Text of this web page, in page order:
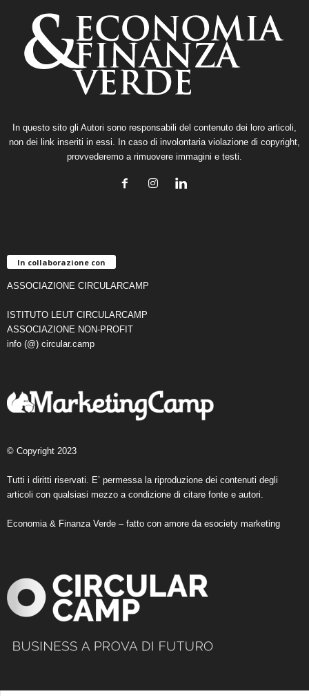
In questo sito gli Autori sono responsabili del contenuto dei loro articoli,
non dei link inseriti in essi. In caso di involontaria violazione di copyright,
provvederemo a rimuovere immagini e testi.
In collaborazione con
ASSOCIAZIONE CIRCULARCAMP
ISTITUTO LEUT CIRCULARCAMP
ASSOCIAZIONE NON-PROFIT
info (@) circular.camp
© Copyright 2023
Tutti i diritti riservati. E’ permessa la riproduzione dei contenuti degli
articoli con qualsiasi mezzo a condizione di citare fonte e autori.
Economia & Finanza Verde – fatto con amore da esociety marketing